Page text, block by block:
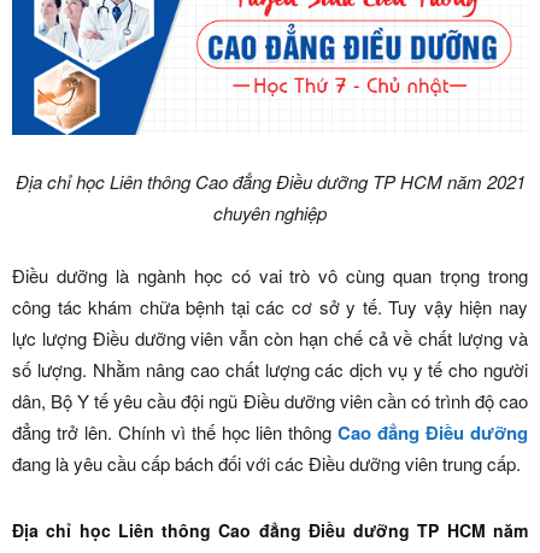
Địa chỉ học Liên thông Cao đẳng Điều dưỡng TP HCM năm 2021
chuyên nghiệp
Điều dưỡng là ngành học có vai trò vô cùng quan trọng trong
công tác khám chữa bệnh tại các cơ sở y tế. Tuy vậy hiện nay
lực lượng Điều dưỡng viên vẫn còn hạn chế cả về chất lượng và
số lượng. Nhằm nâng cao chất lượng các dịch vụ y tế cho người
dân, Bộ Y tế yêu cầu đội ngũ Điều dưỡng viên cần có trình độ cao
đẳng trở lên. Chính vì thế học liên thôngCao đẳng Điều dưỡng
đang là yêu cầu cấp bách đối với các Điều dưỡng viên trung cấp.
Địa chỉ học Liên thông Cao đẳng Điều dưỡng TP HCM năm